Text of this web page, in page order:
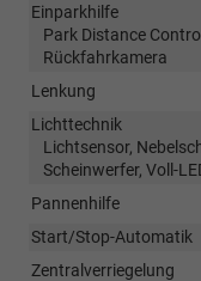
Einparkhilfe
Park Distance
Rückfahrkamera
Lenkung
Lichttechnik
Lichtsensor,
Scheinwerfer, Voll-
Pannenhilfe
Start/Stop-Automatik
Zentralverriegelung